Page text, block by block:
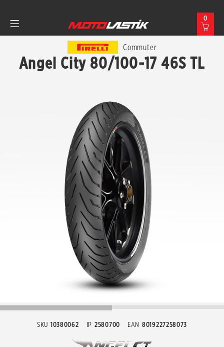
0
Commuter
Angel City 80/100-17 46S TL
SKU 10380062 IP 2580700 EAN 8019227258073